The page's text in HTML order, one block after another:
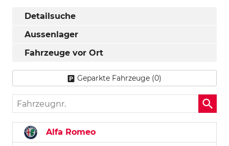
Detailsuche
Aussenlager
Fahrzeuge vor Ort
Geparkte Fahrzeuge (0)
Fahrzeugnr.
Alfa Romeo